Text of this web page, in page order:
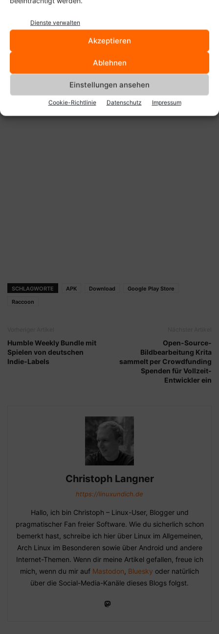
Dienste verwalten
Akzeptieren
Ablehnen
Einstellungen ansehen
Cookie-Richtlinie Datenschutz Impressum
Anzeige
SCHLAGWORTE APK Download
Google Play Store
Raccoon
Humble Weekly Bundle mit
Spielen von deutschen
Indie-Labels
Open-Source-
Bildbearbeitung Krita
sammelt per Crowdfunding
Spenden für Vollzeit-
Entwickler ein
Christoph Langner
https://linuxundich.de
Hallo, ich bin Christoph – Linux-User, Blogger und
pragmatischer Fan freier Software. Wie du sicherlich schon
bemerkt hast, schreibe ich hier über Linux im Allgemeinen,
Arch Linux im Besonderen sowie über Android und andere
Internet-Themen. Wenn dir meine Artikel gefallen, freue ich
mich, wenn du mir auf Mastodon Bluesky oder natürlich
über die Social-Media-Kanäle dieses Blogs folgst.